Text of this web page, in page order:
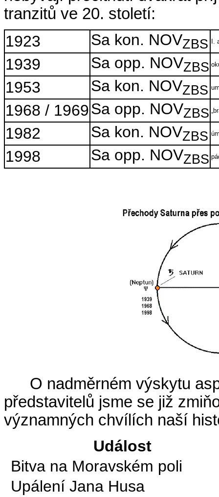
tranzitů ve 20. století:
1923
Sa kon. NOVZBS
1939 Sa opp. NOVZBS
1953 Sa kon. NOVZBS
1968 / 1969Sa opp. NOVZBS
1982 Sa kon. NOVZBS
1998 Sa opp. NOVZBS
O nadměrném výskytu
představitelů jsme se již
významných chvílích naší
Událost
Bitva na Moravském poli
Upálení Jana Husa